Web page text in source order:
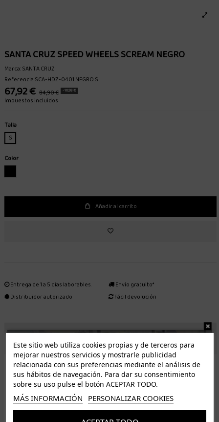
SANTA CRUZ SPEED WHEELS SCREAM NEGRO
Marca:SANTA CRUZ
ReferenciaSCA-HDZ-0401.NEGRO.S
67,92 € 84,90 € -16,98 €
Impuestos incluidos
Talla
S
Color
Añadir al carrito
Entrega de 1 a 5 días laborables.
Distribuidor autorizado
Envío gratuito*
Fácil devolución
ISLAS CANARIAS
Tenerife 3.50€. Gratis a partir de 50€
Resto de islas 5€. Gratis a partir de 50€
Entrega de 1 a 5 días laborables. Los pedidos realizados a partir de las 12.00h serán enviados el
dia siguiente (laborable)
Este sitio web utiliza cookies propias y de terceros para
mejorar nuestros servicios y mostrarle publicidad
relacionada con sus preferencias mediante el análisis de
sus hábitos de navegación. Para dar su consentimiento
sobre su uso pulse el botón ACEPTAR TODO.
MÁS INFORMACIÓN PERSONALIZAR COOKIES